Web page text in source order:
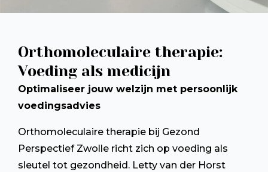
Orthomoleculaire therapie:
Voeding als medicijn
Optimaliseer jouw welzijn met persoonlijk
voedingsadvies
Orthomoleculaire therapie bij Gezond
Perspectief Zwolle richt zich op voeding als
sleutel tot gezondheid. Letty van der Horst